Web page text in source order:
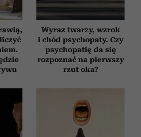
Wyraz twarzy, wzrok
i chód psychopaty. Czy
psychopatię da się
rozpoznać na pierwszy
rzut oka?